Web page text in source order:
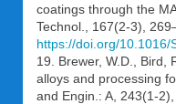
coatings through the
Technol., 167(2-3),
https://doi.org/
19. Brewer, W.D., Bird,
alloys and processing
and Engin.: A, 243(1-2),